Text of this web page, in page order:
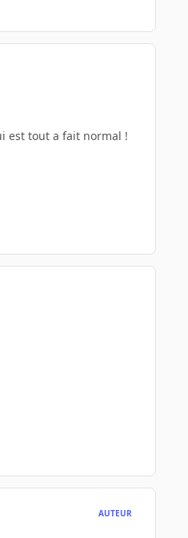
est tout a fait normal !
AUTEUR